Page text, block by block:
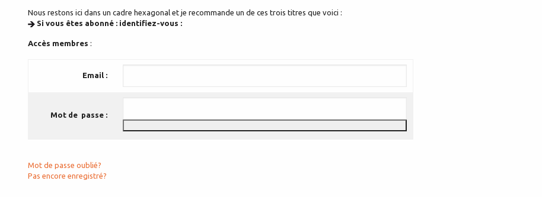
Nous restons ici dans un cadre hexagonal et je recommande un de ces trois titres que voici :
Si vous êtes abonné : identifiez-vous :
Accès membres :
Email :
Mot de passe :
Mot de passe oublié?
Pas encore enregistré?